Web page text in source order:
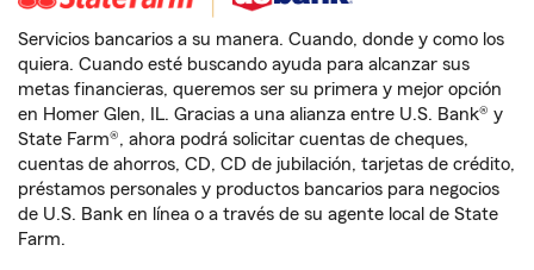
Servicios bancarios a su manera. Cuando, donde y como los
quiera. Cuando esté buscando ayuda para alcanzar sus
metas financieras, queremos ser su primera y mejor opción
en Homer Glen, IL. Gracias a una alianza entre U.S. Bank® y
State Farm®, ahora podrá solicitar cuentas de cheques,
cuentas de ahorros, CD, CD de jubilación, tarjetas de crédito,
préstamos personales y productos bancarios para negocios
de U.S. Bank en línea o a través de su agente local de State
Farm.